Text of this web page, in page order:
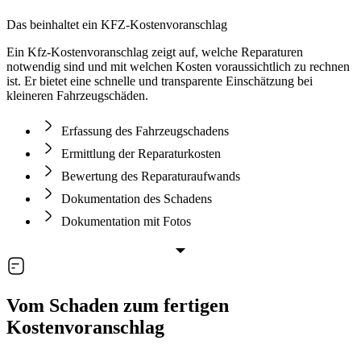
Das beinhaltet ein KFZ-Kostenvoranschlag
Ein Kfz-Kostenvoranschlag zeigt auf, welche Reparaturen
notwendig sind und mit welchen Kosten voraussichtlich zu rechnen
ist. Er bietet eine schnelle und transparente Einschätzung bei
kleineren Fahrzeugschäden.
Erfassung des Fahrzeugschadens
Ermittlung der Reparaturkosten
Bewertung des Reparaturaufwands
Dokumentation des Schadens
Dokumentation mit Fotos
Vom Schaden zum fertigen
Kostenvoranschlag